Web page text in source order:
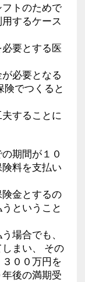
トのためで
するケース
要とする医
必要となる
でつくると
することに
期間が１０
料を支払い
金とするの
ということ
場合でも、
まい、 その
００万円を
後の満期受